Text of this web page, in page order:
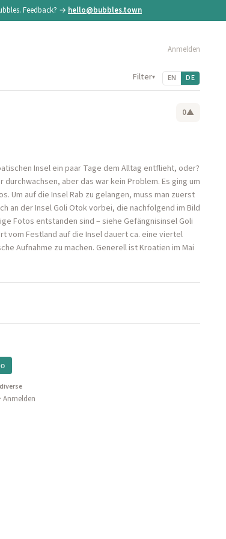
Feedback? → hello@bubbles.town
Anmelden
Filter▾ EN DE
0▲
Insel ein paar Tage dem Alltag entflieht, oder?
aber das war kein Problem. Es ging um
Um auf die Insel Rab zu gelangen, muss man zuerst
an der Insel Goli Otok vorbei, die nachfolgend im Bild
Fotos entstanden sind – siehe Gefängnisinsel Goli
vom Festland auf die Insel dauert ca. eine viertel
Aufnahme zu machen. Generell ist Kroatien im Mai
Anmelden